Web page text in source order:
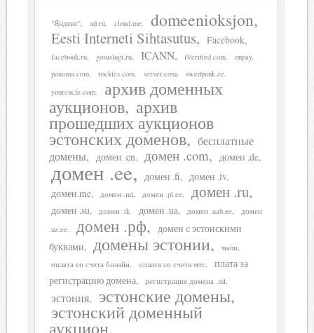
"Яндекс" ad.ru cloud.me domeenioksjon
Eesti Interneti Sihtasutus Facebook
facebook.ru gosuslugi.ru ICANN iVerified.com
onpay
panama.com
rockies.com server.com
swedpank.ee
yourcucle.com
архив доменных
аукционов архив
прошедших аукционов
эстонских доменов
бесплатные
домены
домен .cn домен .com домен .de
домен .ee домен .fi
домен .lv
домен.me
домен .ml домен .pl.ee домен .ru
домен .su домен .tk домен .ua домен .uab.ee
домен
.uz.ee
домен .рф
домен с эстонскими
буквами
домены эстонии
мали
оплата со счета билайн
оплата со счета мтс
плата за
регистрацию домена
регистрация домена .ml
эстония эстонские домены
эстонский доменный
аукцион